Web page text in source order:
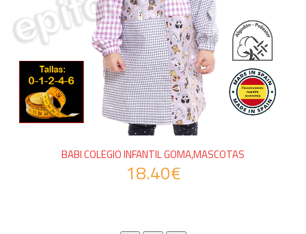
BABI COLEGIO INFANTIL GOMA,MASCOTAS
18.40€